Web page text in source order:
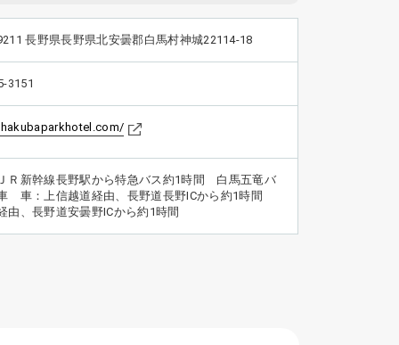
長野県長野県北安曇郡白馬村神城22114-18
3151
Ｒ新幹線長野駅から特急バス約1時間 白馬五竜バ
車：上信越道経由、長野道長野ICから約1時間
由、長野道安曇野ICから約1時間